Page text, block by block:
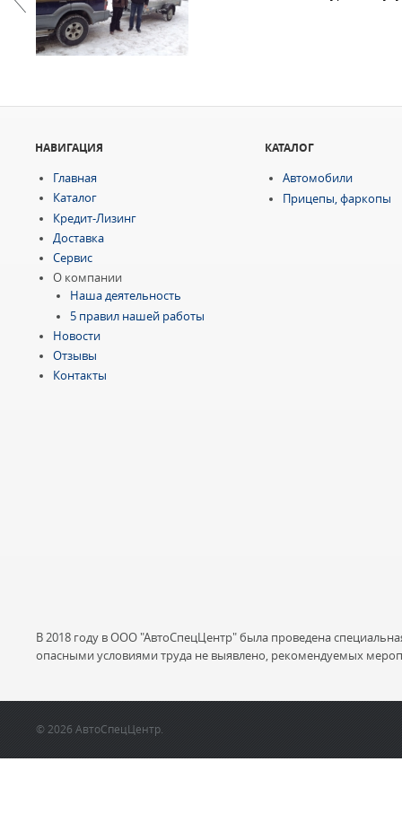
Previous
НАВИГАЦИЯ
Главная
Каталог
Кредит-Лизинг
Доставка
Сервис
О компании
Наша деятельность
5 правил нашей работы
Новости
Отзывы
Контакты
КАТАЛОГ
Автомобили
Прицепы, фаркопы
В 2018 году в ООО "АвтоСпецЦентр" была проведена
опасными условиями труда не выявлено, рекомендуемых
© 2026 АвтоСпецЦентр.